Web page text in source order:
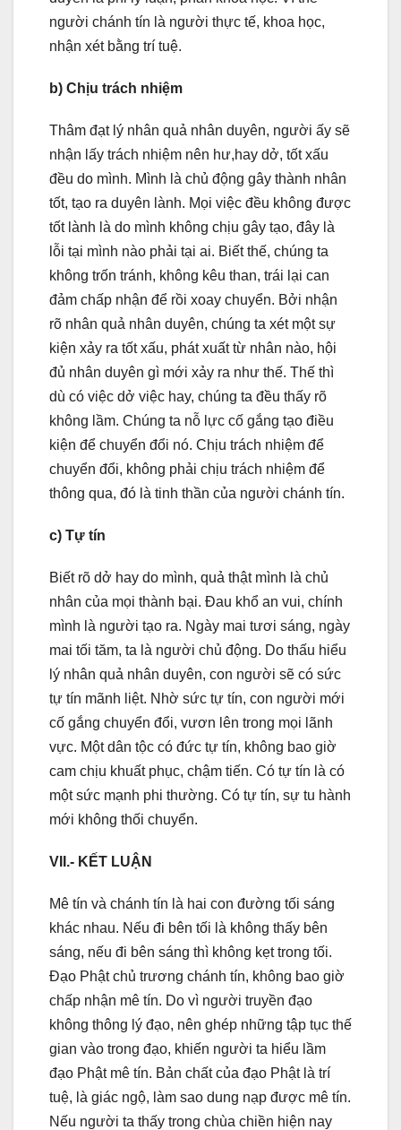
người chánh tín là người thực tế, khoa học,
nhận xét bằng trí tuệ.
b) Chịu trách nhiệm
Thâm đạt lý nhân quả nhân duyên, người ấy sẽ
nhận lấy trách nhiệm nên hư,hay dở, tốt xấu
đều do mình. Mình là chủ động gây thành nhân
tốt, tạo ra duyên lành. Mọi việc đều không được
tốt lành là do mình không chịu gây tạo, đây là
lỗi tại mình nào phải tại ai. Biết thế, chúng ta
không trốn tránh, không kêu than, trái lại can
đảm chấp nhận để rồi xoay chuyển. Bởi nhận
rõ nhân quả nhân duyên, chúng ta xét một sự
kiện xảy ra tốt xấu, phát xuất từ nhân nào, hội
đủ nhân duyên gì mới xảy ra như thế. Thế thì
dù có việc dở việc hay, chúng ta đều thấy rõ
không lầm. Chúng ta nỗ lực cố gắng tạo điều
kiện để chuyển đổi nó. Chịu trách nhiệm để
chuyển đổi, không phải chịu trách nhiệm để
thông qua, đó là tinh thần của người chánh tín.
c) Tự tín
Biết rõ dở hay do mình, quả thật mình là chủ
nhân của mọi thành bại. Đau khổ an vui, chính
mình là người tạo ra. Ngày mai tươi sáng, ngày
mai tối tăm, ta là người chủ động. Do thấu hiểu
lý nhân quả nhân duyên, con người sẽ có sức
tự tín mãnh liệt. Nhờ sức tự tín, con người mới
cố gắng chuyển đổi, vươn lên trong mọi lãnh
vực. Một dân tộc có đức tự tín, không bao giờ
cam chịu khuất phục, chậm tiến. Có tự tín là có
một sức mạnh phi thường. Có tự tín, sự tu hành
mới không thối chuyển.
VII.- KẾT LUẬN
Mê tín và chánh tín là hai con đường tối sáng
khác nhau. Nếu đi bên tối là không thấy bên
sáng, nếu đi bên sáng thì không kẹt trong tối.
Đạo Phật chủ trương chánh tín, không bao giờ
chấp nhận mê tín. Do vì người truyền đạo
không thông lý đạo, nên ghép những tập tục thế
gian vào trong đạo, khiến người ta hiểu lầm
đạo Phật mê tín. Bản chất của đạo Phật là trí
tuệ, là giác ngộ, làm sao dung nạp được mê tín.
Nếu người ta thấy trong chùa chiền hiện nay